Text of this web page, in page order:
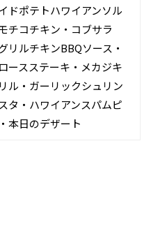
ドポテトハワイアンソル
チコチキン・コブサラ
リルチキンBBQソース・
ースステーキ・メカジキ
ル・ガーリックシュリン
タ・ハワイアンスパムピ
本日のデザート